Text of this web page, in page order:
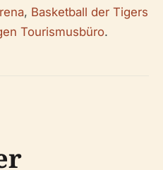
, Basketball der Tigers
Tourismusbüro.